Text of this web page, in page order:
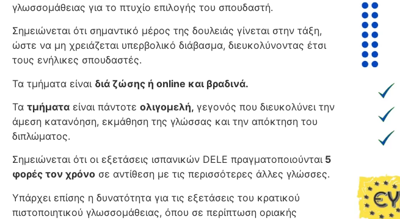
γλωσσομάθειας για το πτυχίο επιλογής του σπουδαστή.
Σημειώνεται ότι σημαντικό μέρος της δουλειάς γίνεται στην τάξη,
ώστε να μη χρειάζεται υπερβολικό διάβασμα, διευκολύνοντας έτσι
τους ενήλικες σπουδαστές.
Τα τμήματα είναι διά ζώσης ή online και βραδινά.
Τα τμήματα είναι πάντοτε ολιγομελή, γεγονός που διευκολύνει την
άμεση κατανόηση, εκμάθηση της γλώσσας και την απόκτηση του
διπλώματος.
Σημειώνεται ότι οι εξετάσεις ισπανικών DELE πραγματοποιούνται5
φορές τον χρόνο σε αντίθεση με τις περισσότερες άλλες γλώσσες.
Υπάρχει επίσης η δυνατότητα για τις εξετάσεις του κρατικού
πιστοποιητικού γλωσσομάθειας, όπου σε περίπτωση οριακής